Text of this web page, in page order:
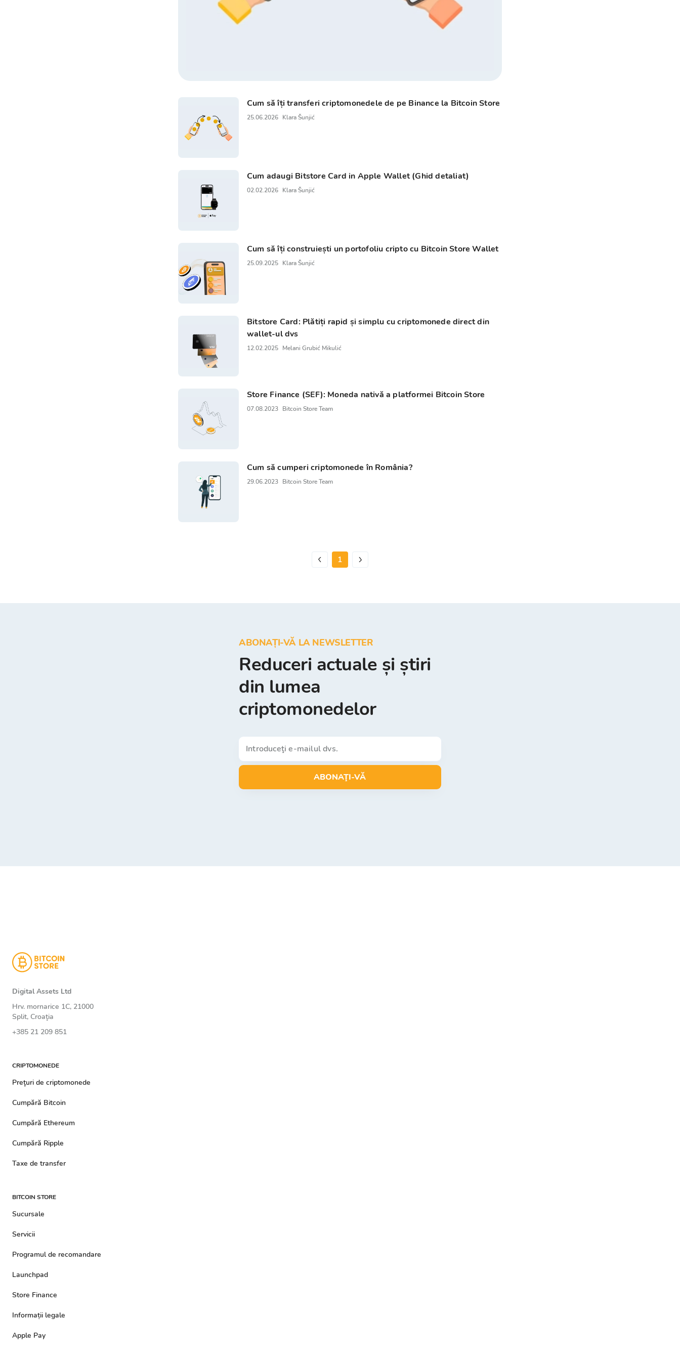
Cum să îți transferi criptomonedele de pe Binance la Bitcoin Store
25.06.2026 Klara Šunjić
Cum adaugi Bitstore Card in Apple Wallet (Ghid detaliat)
02.02.2026 Klara Šunjić
Cum să îți construiești un portofoliu cripto cu Bitcoin Store Wallet
25.09.2025 Klara Šunjić
Bitstore Card: Plătiți rapid și simplu cu criptomonede direct din
wallet-ul dvs
12.02.2025 Melani Grubić Mikulić
Store Finance (SEF): Moneda nativă a platformei Bitcoin Store
07.08.2023 Bitcoin Store Team
Cum să cumperi criptomonede în România?
29.06.2023 Bitcoin Store Team
1
ABONAȚI-VĂ LA NEWSLETTER
Reduceri actuale și știri
din lumea
criptomonedelor
ABONAŢI-VĂ
Digital Assets Ltd
Hrv. mornarice 1C, 21000
Split, Croaţia
+385 21 209 851
CRIPTOMONEDE
Preţuri de criptomonede
Cumpără Bitcoin
Cumpără Ethereum
Cumpără Ripple
Taxe de transfer
BITCOIN STORE
Sucursale
Servicii
Programul de recomandare
Launchpad
Store Finance
Informații legale
Apple Pay